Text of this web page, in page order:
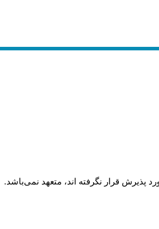
پذیرش قرار نگرفته اند، متعهد نمی‌باشد.